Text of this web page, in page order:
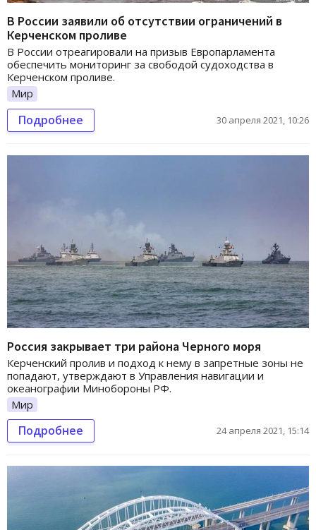
В России заявили об отсутствии ограничений в
Керченском проливе
В России отреагировали на призыв Европарламента
обеспечить мониторинг за свободой судоходства в
Керченском проливе.
Мир
Подробнее 30 апреля 2021, 10:26
Россия закрывает три района Черного моря
Керченский пролив и подход к нему в запретные зоны не
попадают, утверждают в Управления навигации и
океанографии Минобороны РФ.
Мир
Подробнее 24 апреля 2021, 15:14